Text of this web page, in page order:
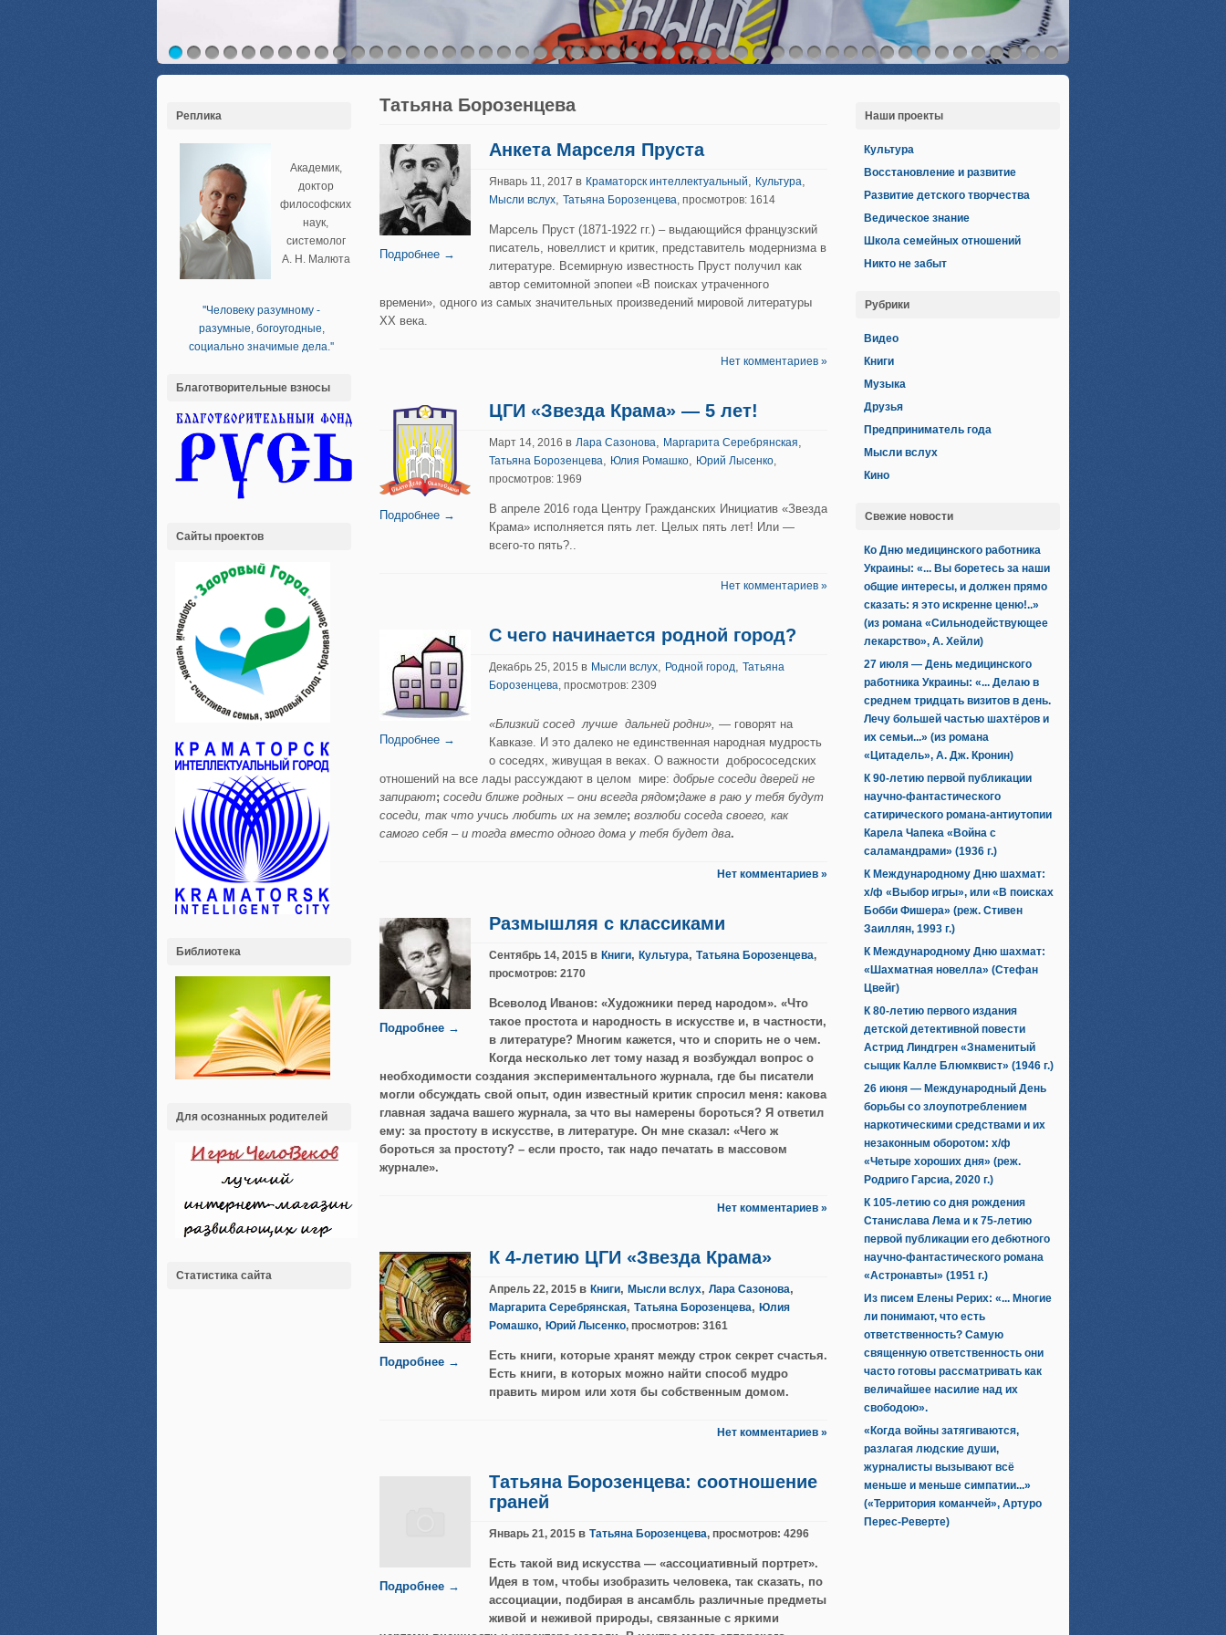
Реплика
Академик,
доктор
философских
наук,
системолог
А. Н. Малюта
''Человеку разумному -
разумные, богоугодные,
социально значимые дела.''
Благотворительные взносы
Сайты проектов
Библиотека
Для осознанных родителей
Статистика сайта
Татьяна Борозенцева
Подробнее →
Анкета Марселя Пруста
Январь 11, 2017 в Краматорск интеллектуальный, Культура,
Мысли вслух, Татьяна Борозенцева, просмотров: 1614
Марсель Пруст (1871-1922 гг.) – выдающийся французский
писатель, новеллист и критик, представитель модернизма в
литературе. Всемирную известность Пруст получил как
автор семитомной эпопеи «В поисках утраченного
времени», одного из самых значительных произведений мировой литературы
XX века.
Нет комментариев »
Подробнее →
ЦГИ «Звезда Крама» — 5 лет!
Март 14, 2016 в Лара Сазонова, Маргарита Серебрянская,
Татьяна Борозенцева, Юлия Ромашко, Юрий Лысенко,
просмотров: 1969
В апреле 2016 года Центру Гражданских Инициатив «Звезда
Крама» исполняется пять лет. Целых пять лет! Или —
всего-то пять?..
Нет комментариев »
Подробнее →
С чего начинается родной город?
Декабрь 25, 2015 в Мысли вслух, Родной город, Татьяна
Борозенцева, просмотров: 2309
«Близкий сосед лучше дальней родни», — говорят на
Кавказе. И это далеко не единственная народная мудрость
о соседях, живущая в веках. О важности добрососедских
отношений на все лады рассуждают в целом мире: добрые соседи дверей не
запирают; соседи ближе родных – они всегда рядом;даже в раю у тебя будут
соседи, так что учись любить их на земле; возлюби соседа своего, как
самого себя – и тогда вместо одного дома у тебя будет два.
Нет комментариев »
Подробнее →
Размышляя с классиками
Сентябрь 14, 2015 в Книги, Культура, Татьяна Борозенцева,
просмотров: 2170
Всеволод Иванов: «Художники перед народом». «Что
такое простота и народность в искусстве и, в частности,
в литературе? Многим кажется, что и спорить не о чем.
Когда несколько лет тому назад я возбуждал вопрос о
необходимости создания экспериментального журнала, где бы писатели
могли обсуждать свой опыт, один известный критик спросил меня: какова
главная задача вашего журнала, за что вы намерены бороться? Я ответил
ему: за простоту в искусстве, в литературе. Он мне сказал: «Чего ж
бороться за простоту? – если просто, так надо печатать в массовом
журнале».
Нет комментариев »
Подробнее →
К 4-летию ЦГИ «Звезда Крама»
Апрель 22, 2015 в Книги, Мысли вслух, Лара Сазонова,
Маргарита Серебрянская, Татьяна Борозенцева, Юлия
Ромашко, Юрий Лысенко, просмотров: 3161
Есть книги, которые хранят между строк секрет счастья.
Есть книги, в которых можно найти способ мудро
править миром или хотя бы собственным домом.
Нет комментариев »
Подробнее →
Татьяна Борозенцева: соотношение
граней
Январь 21, 2015 в Татьяна Борозенцева, просмотров: 4296
Есть такой вид искусства — «ассоциативный портрет».
Идея в том, чтобы изобразить человека, так сказать, по
ассоциации, подбирая в ансамбль различные предметы
живой и неживой природы, связанные с яркими
Наши проекты
Культура
Восстановление и развитие
Развитие детского творчества
Ведическое знание
Школа семейных отношений
Никто не забыт
Рубрики
Видео
Книги
Музыка
Друзья
Предприниматель года
Мысли вслух
Кино
Свежие новости
Ко Дню медицинского работника
Украины: «... Вы боретесь за наши
общие интересы, и должен прямо
сказать: я это искренне ценю!..»
(из романа «Сильнодействующее
лекарство», А. Хейли)
27 июля — День медицинского
работника Украины: «... Делаю в
среднем тридцать визитов в день.
Лечу большей частью шахтёров и
их семьи...» (из романа
«Цитадель», А. Дж. Кронин)
К 90-летию первой публикации
научно-фантастического
сатирического романа-антиутопии
Карела Чапека «Война с
саламандрами» (1936 г.)
К Международному Дню шахмат:
х/ф «Выбор игры», или «В поисках
Бобби Фишера» (реж. Стивен
Заиллян, 1993 г.)
К Международному Дню шахмат:
«Шахматная новелла» (Стефан
Цвейг)
К 80-летию первого издания
детской детективной повести
Астрид Линдгрен «Знаменитый
сыщик Калле Блюмквист» (1946 г.)
26 июня — Международный День
борьбы со злоупотреблением
наркотическими средствами и их
незаконным оборотом: х/ф
«Четыре хороших дня» (реж.
Родриго Гарсиа, 2020 г.)
К 105-летию со дня рождения
Станислава Лема и к 75-летию
первой публикации его дебютного
научно-фантастического романа
«Астронавты» (1951 г.)
Из писем Елены Рерих: «... Многие
ли понимают, что есть
ответственность? Самую
священную ответственность они
часто готовы рассматривать как
величайшее насилие над их
свободою».
«Когда войны затягиваются,
разлагая людские души,
журналисты вызывают всё
меньше и меньше симпатии...»
(«Территория команчей», Артуро
Перес-Реверте)